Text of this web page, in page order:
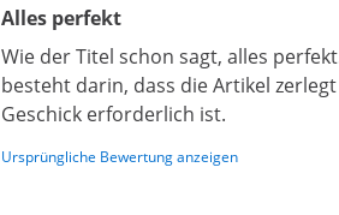
Alles perfekt
Wie der Titel schon sagt, alles
besteht darin, dass die Artikel
Geschick erforderlich ist.
Ursprüngliche Bewertung anzeigen